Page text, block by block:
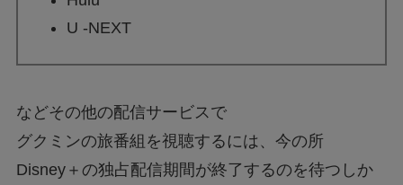
U -NEXT
などその他の配信サービスで
グクミンの旅番組を視聴するには、今の所
Disney＋の独占配信期間が終了するのを待つ しか